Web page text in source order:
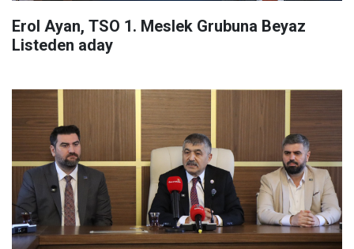
Erol Ayan, TSO 1. Meslek Grubuna Beyaz
Listeden aday